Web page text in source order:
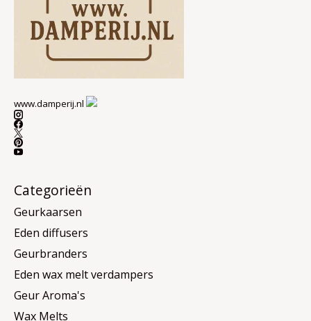
www.damperij.nl
Categorieën
Geurkaarsen
Eden diffusers
Geurbranders
Eden wax melt verdampers
Geur Aroma's
Wax Melts